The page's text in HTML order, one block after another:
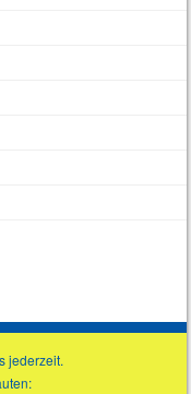
jederzeit.